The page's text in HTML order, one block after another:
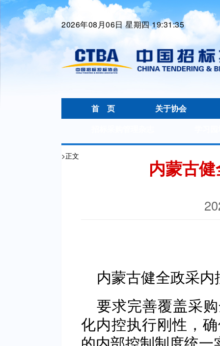
2026年08月06日 星期四 19:31:36
首 页
关于协会
>正文
内蒙古
内蒙古健全政采内
要求完善覆盖采
化内控执行刚性，